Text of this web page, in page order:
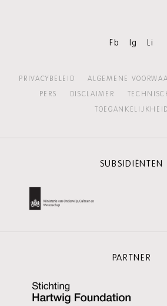
Fb Ig Li
PRIVACYBELEID ALGEMENE
PERS
DISCLAIMER
TOEGANKELIJKHEID
SUBSIDIËNTEN
PARTNER